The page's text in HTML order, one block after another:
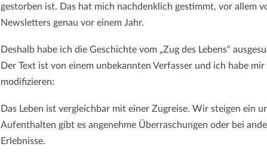
gestorben ist. Das hat mich nachdenklich gestimmt, vor allem
Newsletters genau vor einem Jahr.
Deshalb habe ich die Geschichte vom „Zug des Lebens“
Der Text ist von einem unbekannten Verfasser und ich habe
modifizieren:
Das Leben ist vergleichbar mit einer Zugreise. Wir steigen ein
Aufenthalten gibt es angenehme Überraschungen oder bei
Erlebnisse.